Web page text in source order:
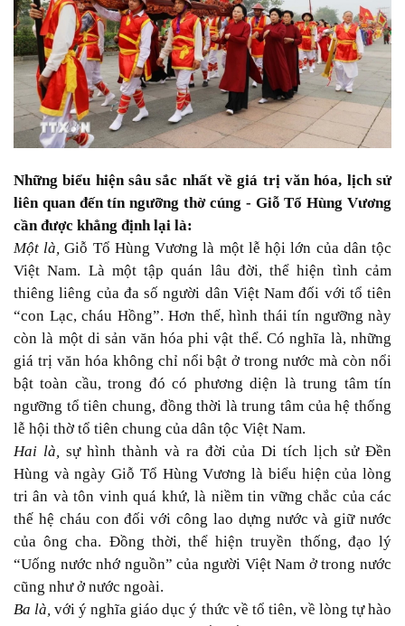
Những biểu hiện sâu sắc nhất về giá trị văn hóa, lịch sử
liên quan đến tín ngưỡng thờ cúng - Giỗ Tổ Hùng Vương
cần được khẳng định lại là:
Một là, Giỗ Tổ Hùng Vương là một lễ hội lớn của dân tộc
Việt Nam. Là một tập quán lâu đời, thể hiện tình cảm
thiêng liêng của đa số người dân Việt Nam đối với tổ tiên
“con Lạc, cháu Hồng”. Hơn thế, hình thái tín ngưỡng này
còn là một di sản văn hóa phi vật thể. Có nghĩa là, những
giá trị văn hóa không chỉ nổi bật ở trong nước mà còn nổi
bật toàn cầu, trong đó có phương diện là trung tâm tín
ngưỡng tổ tiên chung, đồng thời là trung tâm của hệ thống
lễ hội thờ tổ tiên chung của dân tộc Việt Nam.
Hai là, sự hình thành và ra đời của Di tích lịch sử Đền
Hùng và ngày Giỗ Tổ Hùng Vương là biểu hiện của lòng
tri ân và tôn vinh quá khứ, là niềm tin vững chắc của các
thế hệ cháu con đối với công lao dựng nước và giữ nước
của ông cha. Đồng thời, thể hiện truyền thống, đạo lý
“Uống nước nhớ nguồn” của người Việt Nam ở trong nước
cũng như ở nước ngoài.
Ba là, với ý nghĩa giáo dục ý thức về tổ tiên, về lòng tự hào